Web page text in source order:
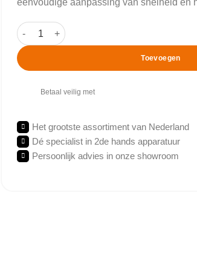
Technogym - Jog 500 - Loopband aantal
Toevoegen
Betaal veilig met
Het grootste assortiment van Nederland
Dé specialist in 2de hands apparatuur
Persoonlijk advies in onze showroom